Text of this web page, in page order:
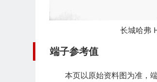
长城哈弗
端子参考值
本页以原始资料图为准，